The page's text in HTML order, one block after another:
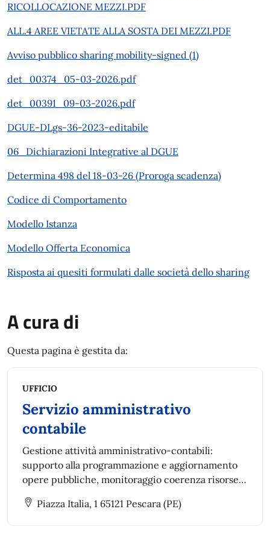
RICOLLOCAZIONE MEZZI.PDF
ALL.4 AREE VIETATE ALLA SOSTA DEI MEZZI.PDF
Avviso pubblico sharing mobility-signed (1)
det_00374_05-03-2026.pdf
det_00391_09-03-2026.pdf
DGUE-DLgs-36-2023-editabile
06_Dichiarazioni Integrative al DGUE
Determina 498 del 18-03-26 (Proroga scadenza)
Codice di Comportamento
Modello Istanza
Modello Offerta Economica
Risposta ai quesiti formulati dalle società dello sharing
A cura di
Questa pagina è gestita da:
UFFICIO
Servizio amministrativo
contabile
Gestione attività amministrativo-contabili:
supporto alla programmazione e aggiornamento
opere pubbliche, monitoraggio coerenza risorse e
dati BDAP, gestione archivio informatizzato e
predisposizione provvedimenti per lavori, servizi
e forniture.
Piazza Italia, 1 65121 Pescara (PE)